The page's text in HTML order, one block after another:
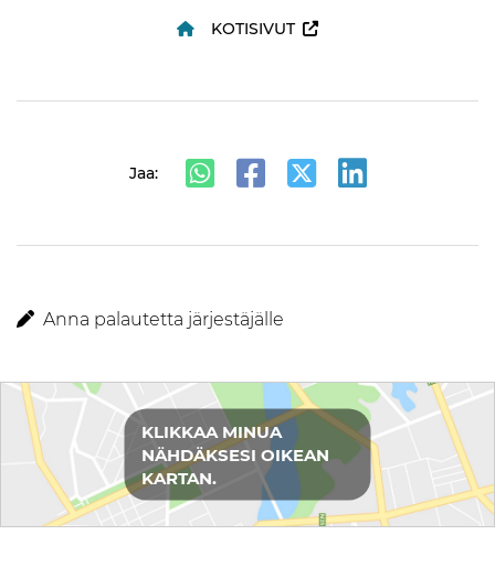
KOTISIVUT
Jaa:
Anna palautetta järjestäjälle
Reittiohjeet
KLIKKAA MINUA
NÄHDÄKSESI OIKEAN
KARTAN.